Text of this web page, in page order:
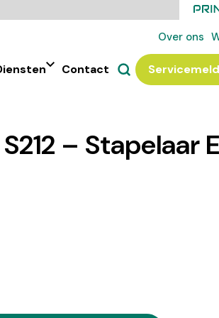
Over ons
Contact
S212 – Stapelaar